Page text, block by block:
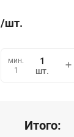
/шт.
мин.
1
шт.
Итого: